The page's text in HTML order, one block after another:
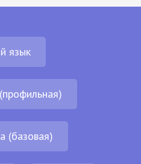
язык
(базовая)